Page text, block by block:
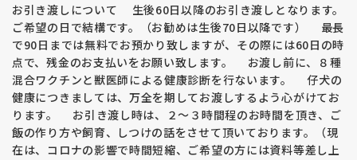
お引き渡しについて 生後60日以降のお引き渡しとなります。
ご希望の日で結構です。（お勧めは生後70日以降です） 最長
で90日までは無料でお預かり致しますが、その際には60日の時
点で、残金のお支払いをお願い致します。 お渡し前に、８種
混合ワクチンと獣医師による健康診断を行ないます。 仔犬の
健康につきましては、万全を期してお渡しするよう心がけてお
ります。 お引き渡し時は、２〜３時間程のお時間を頂き、ご
飯の作り方や飼育、しつけの話をさせて頂いております。（現
在は、コロナの影響で時間短縮、ご希望の方には資料等差し上